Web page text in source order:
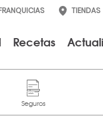
TIENDAS
Recetas